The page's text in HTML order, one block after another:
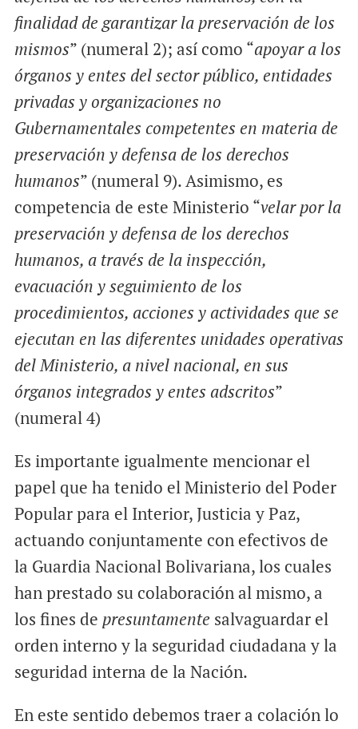
finalidad de garantizar la preservación de los
mismos” (numeral 2); así como “apoyar a los
órganos y entes del sector público, entidades
privadas y organizaciones no
Gubernamentales competentes en materia de
preservación y defensa de los derechos
humanos” (numeral 9). Asimismo, es
competencia de este Ministerio “velar por la
preservación y defensa de los derechos
humanos, a través de la inspección,
evacuación y seguimiento de los
procedimientos, acciones y actividades que se
ejecutan en las diferentes unidades operativas
del Ministerio, a nivel nacional, en sus
órganos integrados y entes adscritos”
(numeral 4)
Es importante igualmente mencionar el
papel que ha tenido el Ministerio del Poder
Popular para el Interior, Justicia y Paz,
actuando conjuntamente con efectivos de
la Guardia Nacional Bolivariana, los cuales
han prestado su colaboración al mismo, a
los fines de presuntamente salvaguardar el
orden interno y la seguridad ciudadana y la
seguridad interna de la Nación.
En este sentido debemos traer a colación lo